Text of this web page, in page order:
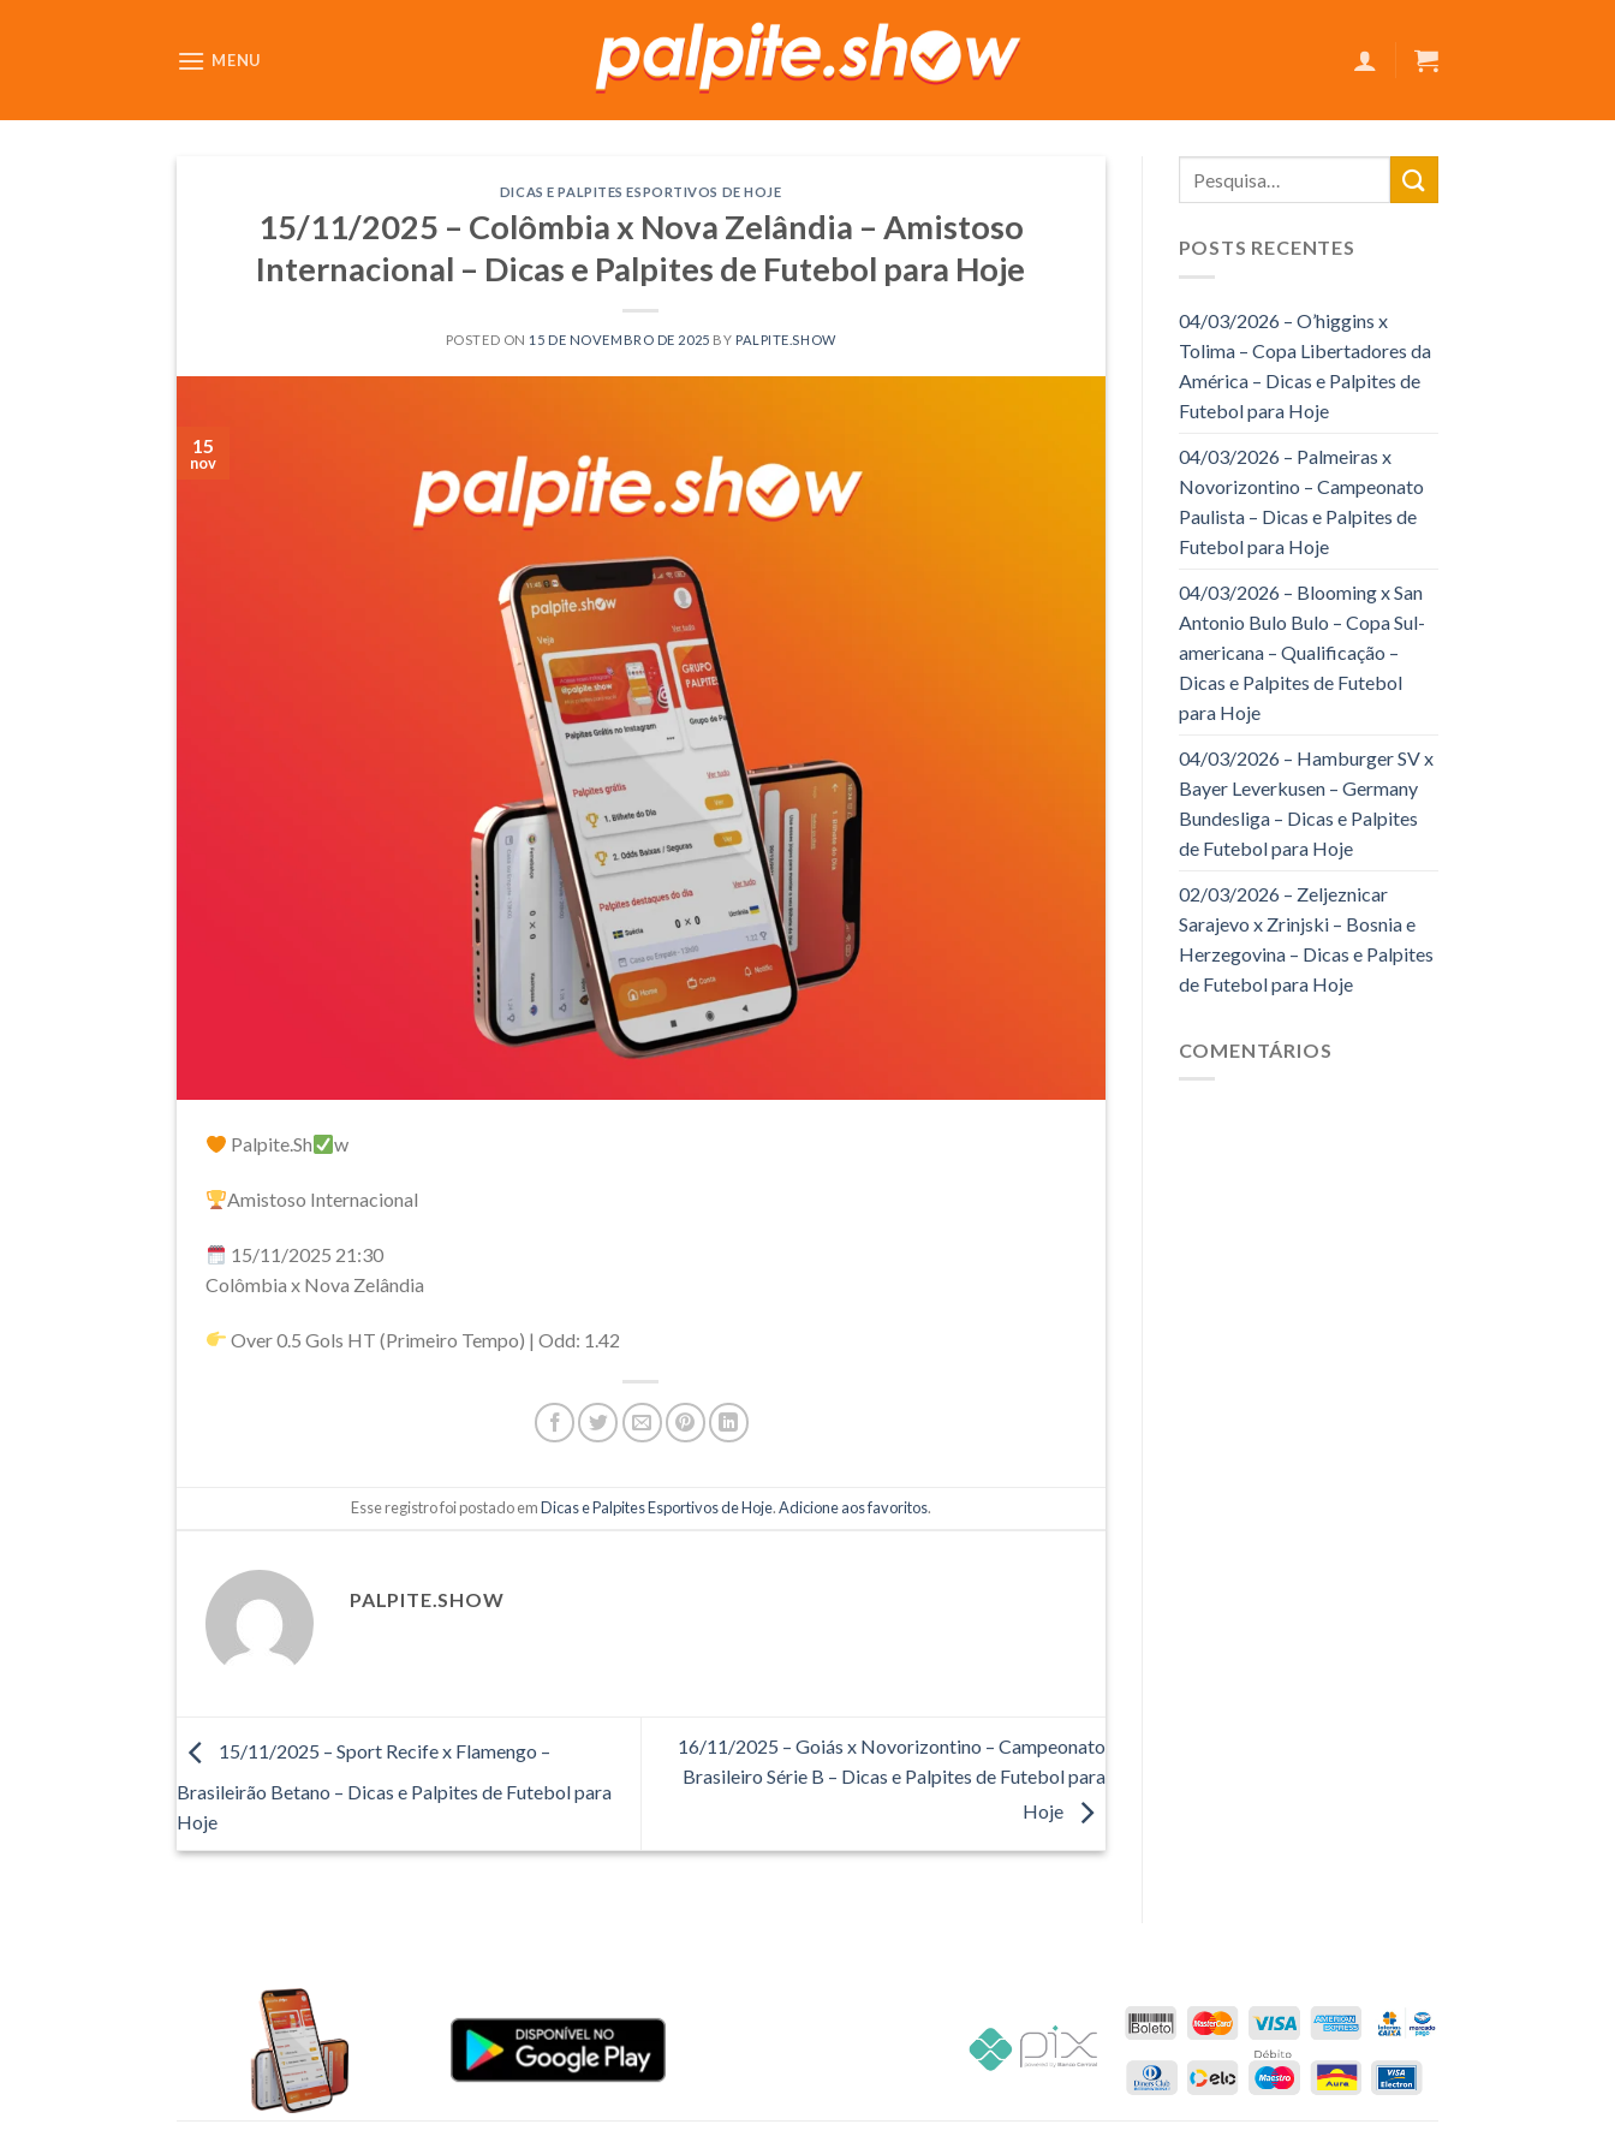
MENU
DICAS E PALPITES ESPORTIVOS DE HOJE
15/11/2025 – Colômbia x Nova Zelândia – Amistoso
Internacional – Dicas e Palpites de Futebol para Hoje
POSTED ON 15 DE NOVEMBRO DE 2025 BY PALPITE.SHOW
15
nov
Palpite.Sh w
Amistoso Internacional
15/11/2025 21:30
Colômbia x Nova Zelândia
Over 0.5 Gols HT (Primeiro Tempo) | Odd: 1.42
Esse registro foi postado emDicas e Palpites Esportivos de Hoje.Adicione aos favoritos.
PALPITE.SHOW
15/11/2025 – Sport Recife x Flamengo –
Brasileirão Betano – Dicas e Palpites de Futebol para
Hoje
16/11/2025 – Goiás x Novorizontino – Campeonato
Brasileiro Série B – Dicas e Palpites de Futebol para
Hoje
POSTS RECENTES
04/03/2026 – O’higgins x
Tolima – Copa Libertadores da
América – Dicas e Palpites de
Futebol para Hoje
04/03/2026 – Palmeiras x
Novorizontino – Campeonato
Paulista – Dicas e Palpites de
Futebol para Hoje
04/03/2026 – Blooming x San
Antonio Bulo Bulo – Copa Sul-
americana – Qualificação –
Dicas e Palpites de Futebol
para Hoje
04/03/2026 – Hamburger SV x
Bayer Leverkusen – Germany
Bundesliga – Dicas e Palpites
de Futebol para Hoje
02/03/2026 – Zeljeznicar
Sarajevo x Zrinjski – Bosnia e
Herzegovina – Dicas e Palpites
de Futebol para Hoje
COMENTÁRIOS